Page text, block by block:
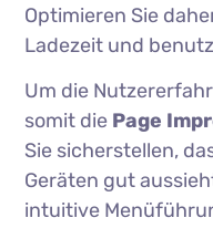
Optimieren Sie
Ladezeit und
Um die
somit die Page
Sie sicherstellen,
Geräten gut
intuitive